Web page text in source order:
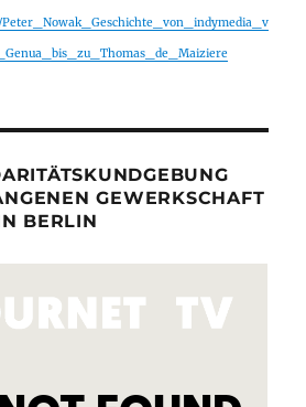
GEWERKSCHAFT
BERLIN